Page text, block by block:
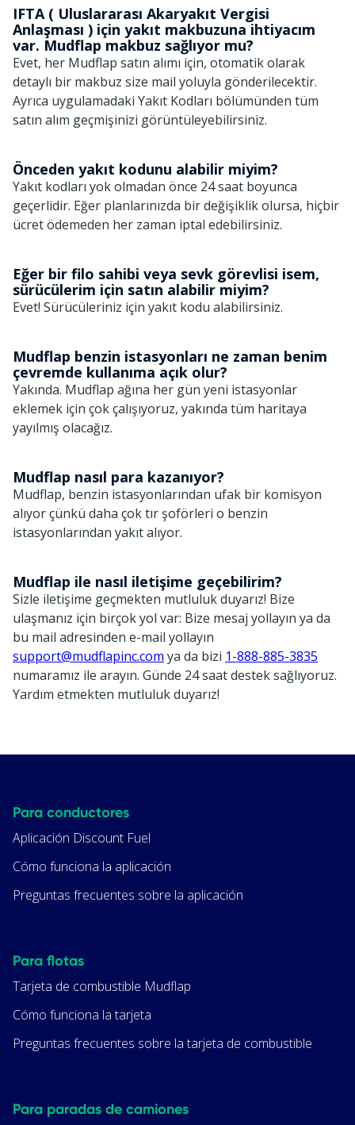
IFTA ( Uluslararası Akaryakıt Vergisi
Anlaşması ) için yakıt makbuzuna ihtiyacım
var. Mudflap makbuz sağlıyor mu?
Evet, her Mudflap satın alımı için, otomatik olarak
detaylı bir makbuz size mail yoluyla gönderilecektir.
Ayrıca uygulamadaki Yakıt Kodları bölümünden tüm
satın alım geçmişinizi görüntüleyebilirsiniz.
Önceden yakıt kodunu alabilir miyim?
Yakıt kodları yok olmadan önce 24 saat boyunca
geçerlidir. Eğer planlarınızda bir değişiklik olursa, hiçbir
ücret ödemeden her zaman iptal edebilirsiniz.
Eğer bir filo sahibi veya sevk görevlisi isem,
sürücülerim için satın alabilir miyim?
Evet! Sürücüleriniz için yakıt kodu alabilirsiniz.
Mudflap benzin istasyonları ne zaman benim
çevremde kullanıma açık olur?
Yakında. Mudflap ağına her gün yeni istasyonlar
eklemek için çok çalışıyoruz, yakında tüm haritaya
yayılmış olacağız.
Mudflap nasıl para kazanıyor?
Mudflap, benzin istasyonlarından ufak bir komisyon
alıyor çünkü daha çok tır şoförleri o benzin
istasyonlarından yakıt alıyor.
Mudflap ile nasıl iletişime geçebilirim?
Sizle iletişime geçmekten mutluluk duyarız! Bize
ulaşmanız için birçok yol var: Bize mesaj yollayın ya da
bu mail adresinden e-mail yollayın
support@mudflapinc.com ya da bizi 1-888-885-3835
numaramız ile arayın. Günde 24 saat destek sağlıyoruz.
Yardım etmekten mutluluk duyarız!
Para conductores
Aplicación Discount Fuel
Cómo funciona la aplicación
Preguntas frecuentes sobre la aplicación
Para flotas
Tarjeta de combustible Mudflap
Cómo funciona la tarjeta
Preguntas frecuentes sobre la tarjeta de combustible
Para paradas de camiones